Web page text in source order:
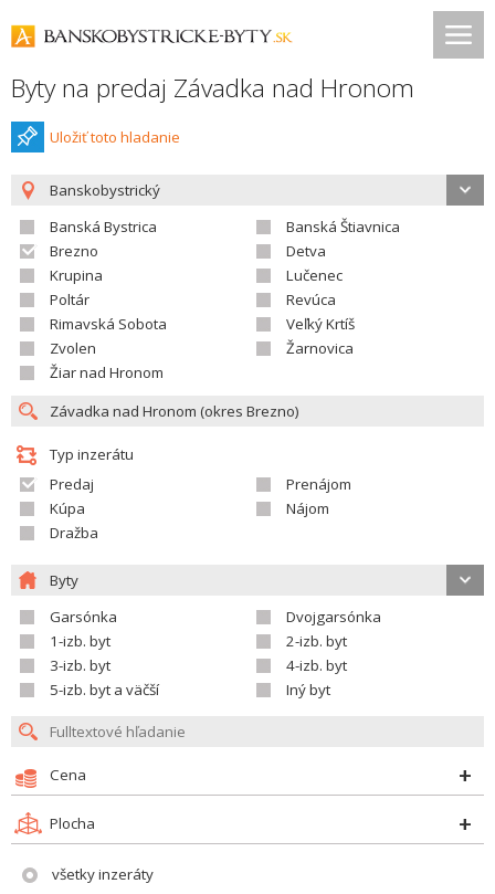
Byty na predaj Závadka nad Hronom
Uložiť toto hladanie
Banskobystrický
Banská Bystrica
Banská Štiavnica
Brezno
Detva
Krupina
Lučenec
Poltár
Revúca
Rimavská Sobota
Veľký Krtíš
Zvolen
Žarnovica
Žiar nad Hronom
Typ inzerátu
Predaj
Prenájom
Kúpa
Nájom
Dražba
Byty
Garsónka
Dvojgarsónka
1-izb. byt
2-izb. byt
3-izb. byt
4-izb. byt
5-izb. byt a väčší
Iný byt
Cena
Plocha
všetky inzeráty